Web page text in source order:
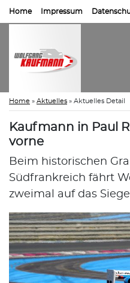
Home Impressum
Home » Aktuelles » Aktuelles Detail
Kaufmann in Paul
vorne
Beim historischen
Südfrankreich fährt
zweimal auf das